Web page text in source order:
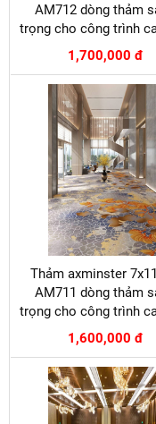
AM712 dòng thảm
trọng cho công trình
1,700,000 đ
Thảm axminster
AM711 dòng thảm
trọng cho công trình
1,600,000 đ